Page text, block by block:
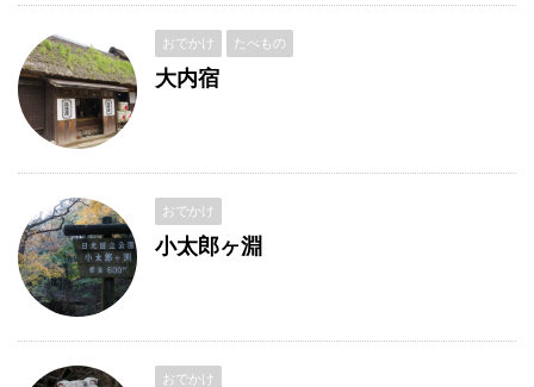
おでかけ たべもの
大内宿
おでかけ
小太郎ヶ淵
おでかけ